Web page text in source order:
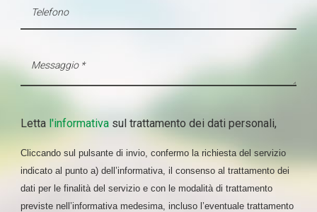
Letta l'informativasul trattamento dei dati personali,
Cliccando sul pulsante di invio, confermo la richiesta del servizio
indicato al punto a) dell’informativa, il consenso al trattamento dei
dati per le finalità del servizio e con le modalità di trattamento
previste nell’informativa medesima, incluso l’eventuale trattamento